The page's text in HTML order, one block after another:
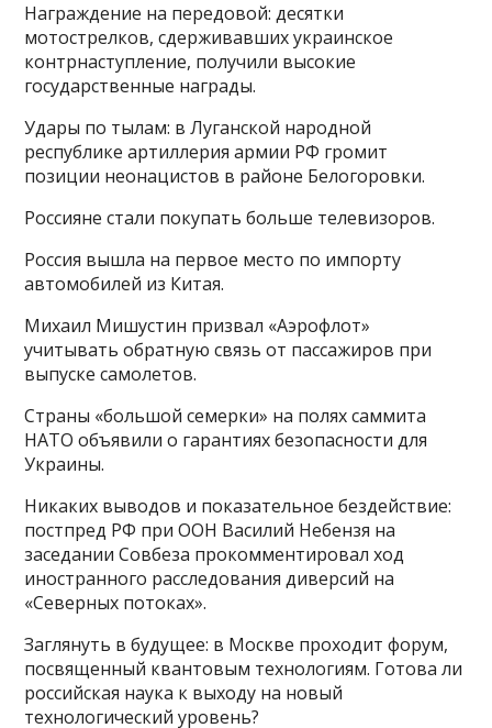
Награждение на передовой: десятки
мотострелков, сдерживавших украинское
контрнаступление, получили высокие
государственные награды.
Удары по тылам: в Луганской народной
республике артиллерия армии РФ громит
позиции неонацистов в районе Белогоровки.
Россияне стали покупать больше телевизоров.
Россия вышла на первое место по импорту
автомобилей из Китая.
Михаил Мишустин призвал «Аэрофлот»
учитывать обратную связь от пассажиров при
выпуске самолетов.
Страны «большой семерки» на полях саммита
НАТО объявили о гарантиях безопасности для
Украины.
Никаких выводов и показательное бездействие:
постпред РФ при ООН Василий Небензя на
заседании Совбеза прокомментировал ход
иностранного расследования диверсий на
«Северных потоках».
Заглянуть в будущее: в Москве проходит форум,
посвященный квантовым технологиям. Готова ли
российская наука к выходу на новый
технологический уровень?